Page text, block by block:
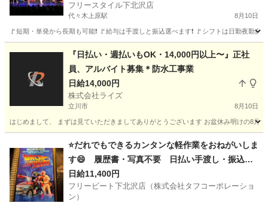
フリースタイル下北沢店
代々木上原駅 8月10日
🚩短期・単発から長期も可能❗ 🚩給与は手渡しと振込選べます❗ 🚩シフトは日勤夜勤
代々木上原駅 建築
『日払い・週払いもOK・14,000円以上〜』正社
員、アルバイト募集＊防水工事業
日給14,000円
株式会社ライズ
立川市 8月10日
はじめまして、 まずは見ていただきましてありがとうございます お盆休み明けの8月
建築
⭐だれでもできるカンタンな軽作業をおねがいしま
す😄 履歴書・写真不要 日払い手渡し・振込選
べます❗❗
日給11,400円
フリービート下北沢店（株式会社タフコーポレーショ
ン）